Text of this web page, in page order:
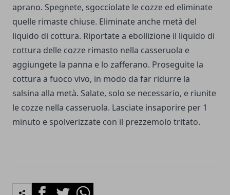
aprano. Spegnete, sgocciolate le cozze ed eliminate
quelle rimaste chiuse. Eliminate anche metà del
liquido di cottura. Riportate a ebollizione il liquido di
cottura delle cozze rimasto nella casseruola e
aggiungete la panna e lo zafferano. Proseguite la
cottura a fuoco vivo, in modo da far ridurre la
salsina alla metà. Salate, solo se necessario, e riunite
le cozze nella casseruola. Lasciate insaporire per 1
minuto e spolverizzate con il prezzemolo tritato.
FacebookTwitterWhatsapp